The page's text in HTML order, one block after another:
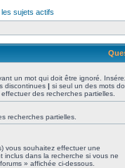
sujets actifs
un mot qui doit être ignoré.
discontinues | si seul un des mots
des recherches partielles.
recherches partielles.
vous souhaitez effectuer une
inclus dans la recherche si vous ne
» affichée ci-dessous.